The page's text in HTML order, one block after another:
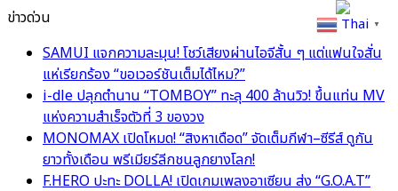
ข่าวด่วน
SAMUI แจกความละมุน! โชว์เสียงผ่านไอจีสั้น ๆ แต่แฟนใจสั่น
แห่เรียกร้อง “ขอเวอร์ชันเต็มได้ไหม?”
i-dle ปลุกตำนาน “TOMBOY” ทะลุ 400 ล้านวิว! ขึ้นแท่น MV
แห่งความสำเร็จตัวที่ 3 ของวง
MONOMAX เปิดโหมด! “สิงหาเดือด” จัดเต็มกีฬา–ซีรีส์ ดูกัน
ยาวทั้งเดือน พรีเมียร์ลีกชนลูกยางโลก!
F.HERO ปะทะ DOLLA! เปิดเกมเพลงอาเซียน ส่ง “G.O.A.T”
Thai ▼